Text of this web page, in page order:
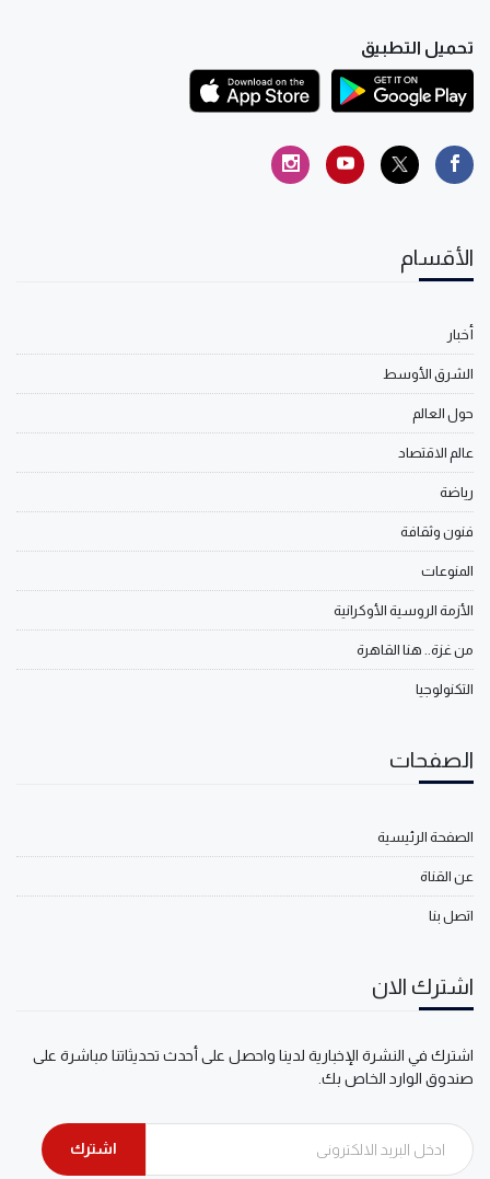
تحميل التطبيق
الأقسام
أخبار
الشرق الأوسط
حول العالم
عالم الاقتصاد
رياضة
فنون وثقافة
المنوعات
الأزمة الروسية الأوكرانية
من غزة.. هنا القاهرة
التكنولوجيا
الصفحات
الصفحة الرئيسية
عن القناة
اتصل بنا
اشترك الان
اشترك في النشرة الإخبارية لدينا واحصل على أحدث تحديثاتنا مباشرة على
صندوق الوارد الخاص بك.
اشترك